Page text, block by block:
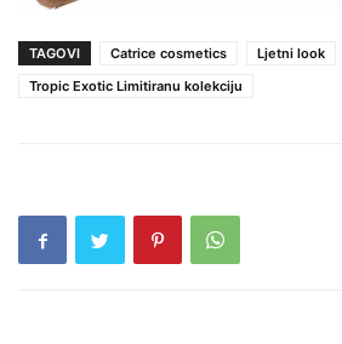
TAGOVI Catrice cosmetics
Ljetni look
Tropic Exotic Limitiranu kolekciju